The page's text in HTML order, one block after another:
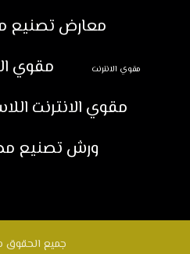
معارض
مقوي الانترنت
مقوي
مقوي الانترنت
ورش تصنيع
جميع